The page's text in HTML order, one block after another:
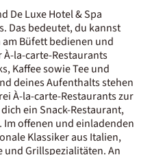
De Luxe Hotel & Spa
Das bedeutet, du kannst
Büfett bedienen und
la-carte-Restaurants
Kaffee sowie Tee und
deines Aufenthalts stehen
À-la-carte-Restaurants zur
ein Snack-Restaurant,
Im offenen und einladenden
Klassiker aus Italien,
und Grillspezialitäten. An